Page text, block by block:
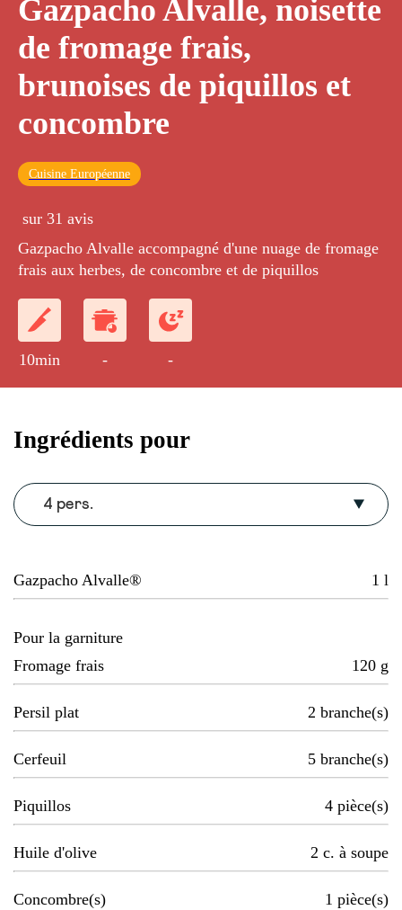
Gazpacho Alvalle, noisette
de fromage frais,
brunoises de piquillos et
concombre
Cuisine Européenne
sur 31 avis
Gazpacho Alvalle accompagné d'une nuage de fromage
frais aux herbes, de concombre et de piquillos
10min - -
Ingrédients pour
4 pers.
Gazpacho Alvalle® 1 l
Pour la garniture
Fromage frais
120 g
Persil plat 2 branche(s)
Cerfeuil 5 branche(s)
Piquillos 4 pièce(s)
Huile d'olive 2 c. à soupe
Concombre(s) 1 pièce(s)